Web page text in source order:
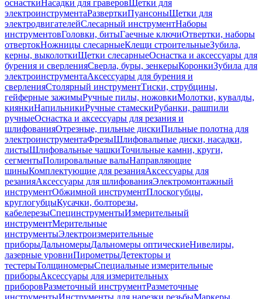
оснасткиНасадки для граверовЩетки для
электроинструментаРазверткиПуансоныЩетки для
электродвигателейСлесарный инструментНаборы
инструментовГоловки, битыГаечные ключиОтвертки, наборы
отвертокНожницы слесарныеКлещи строительныеЗубила,
керны, выколоткиЩетки слесарныеОснастка и аксессуары для
бурения и сверленияСверла, буры, зенкерыКоронкиЗубила для
электроинструментаАксессуары для бурения и
сверленияСтолярный инструментТиски, струбцины,
гейферные зажимыРучные пилы, ножовкиМолотки, кувалды,
киянкиНапильникиРучные стамескиРубанки, рашпили
ручныеОснастка и аксессуары для резания и
шлифованияОтрезные, пильные дискиПильные полотна для
электроинструментаФрезыШлифовальные диски, насадки,
листыШлифовальные чашкиТочильные камни, круги,
сегментыПолировальные валыНаправляющие
шиныКомплектующие для резанияАксессуары для
резанияАксессуары для шлифованияЭлектромонтажный
инструментОбжимной инструментПлоскогубцы,
круглогубцыКусачки, болторезы,
кабелерезыСпецинструментыИзмерительный
инструментМерительные
инструментыЭлектроизмерительные
приборыДальномерыДальномеры оптическиеНивелиры,
лазерные уровниПирометрыДетекторы и
тестерыТолщиномерыСпециальные измерительные
приборыАксессуары для измерительных
приборовРазметочный инструментРазметочные
инструментыИнструменты для нарезки резьбыМаркеры,